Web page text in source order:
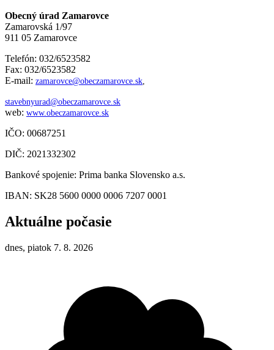
Obecný úrad Zamarovce
Zamarovská 1/97
911 05 Zamarovce
Telefón: 032/6523582
Fax: 032/6523582
E-mail: zamarovce@obeczamarovce.sk
stavebnyurad@obeczamarovce.sk
web: www.obeczamarovce.sk
IČO: 00687251
DIČ: 2021332302
Bankové spojenie: Prima banka Slovensko a.s.
IBAN: SK28 5600 0000 0006 7207 0001
Aktuálne počasie
dnes, piatok 7. 8. 2026